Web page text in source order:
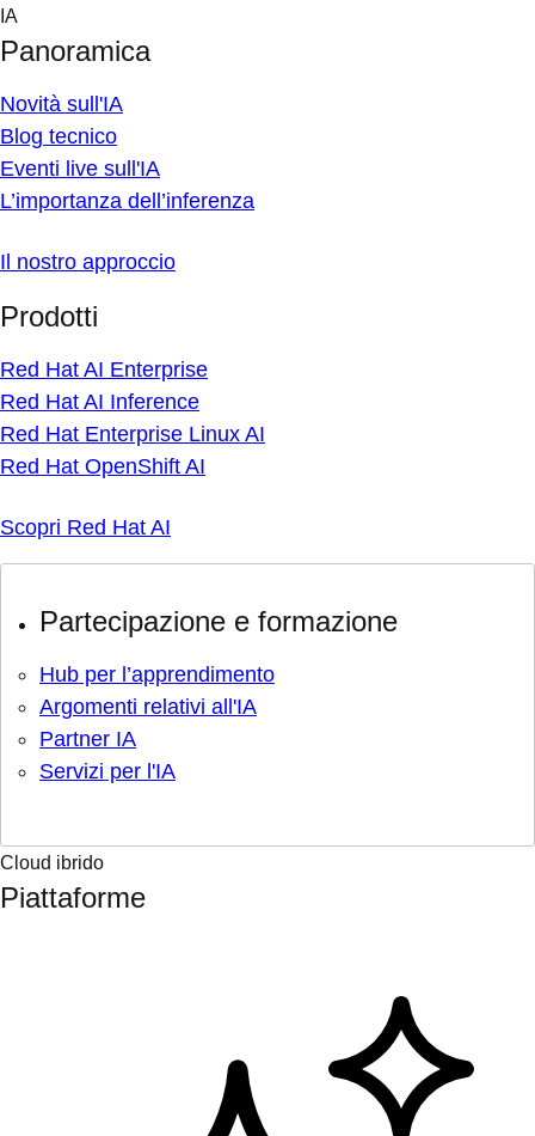
Skip
content
IA
Panoramica
Novità sull'IA
Blog tecnico
Eventi live sull'IA
L’importanza dell’inferenza
Il nostro approccio
Prodotti
Red Hat AI Enterprise
Red Hat AI Inference
Red Hat Enterprise Linux AI
Red Hat OpenShift AI
Scopri Red Hat AI
Partecipazione e formazione
Hub per l’apprendimento
Argomenti relativi all'IA
Partner IA
Servizi per l'IA
Cloud ibrido
Piattaforme